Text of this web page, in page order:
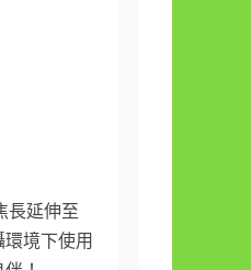
長延伸至
境下使用